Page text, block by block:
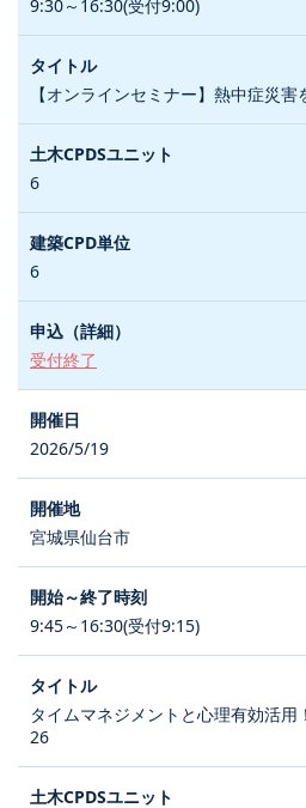
9:30～16:30(受付9:00)
【オンラインセミナー】熱中症災
6
6
受付終了
2026/5/19
宮城県仙台市
9:45～16:30(受付9:15)
タイムマネジメントと心理有効活
26